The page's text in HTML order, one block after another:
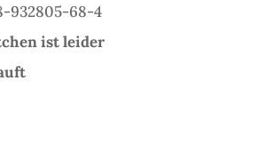
932805-68-4
ist leider